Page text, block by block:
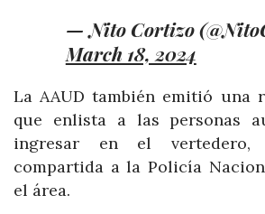
— Nito Cortizo
March 18, 2024
La AAUD también emitió una
que enlista a las personas
ingresar en el
compartida a la Policía
el área.